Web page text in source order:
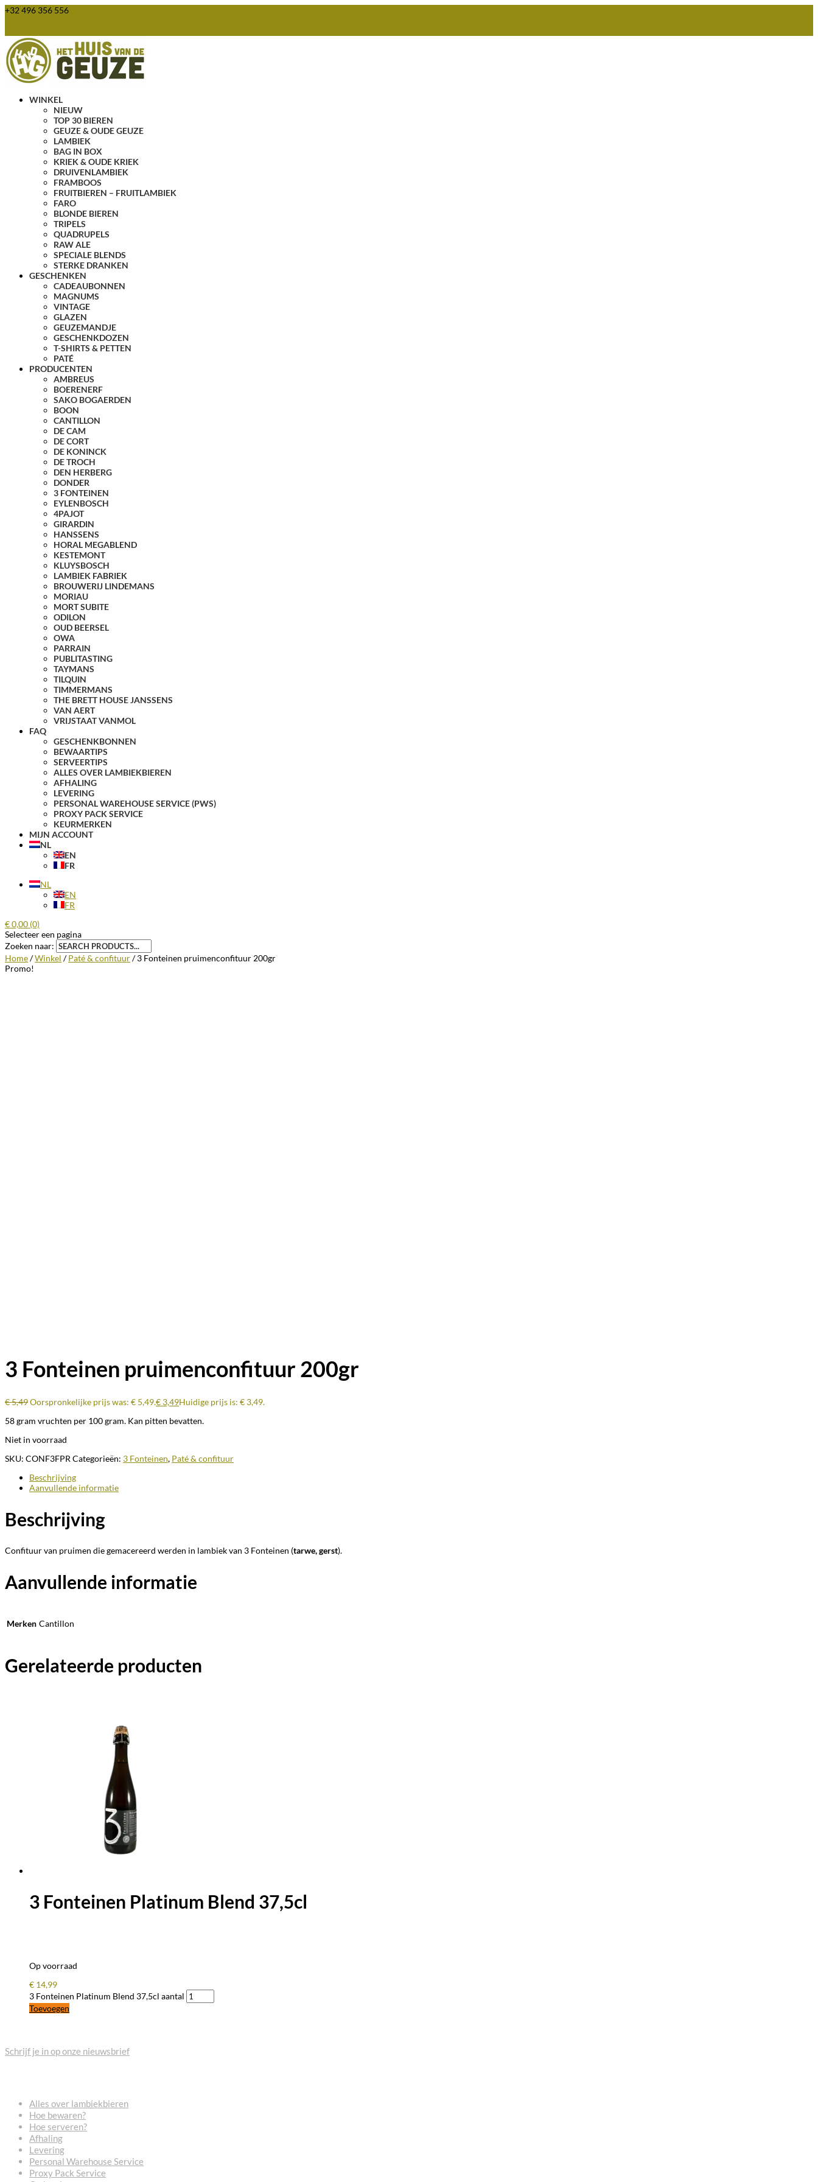
+32 496 356 556
WINKEL
NIEUW
TOP 30 BIEREN
GEUZE & OUDE GEUZE
LAMBIEK
BAG IN BOX
KRIEK & OUDE KRIEK
DRUIVENLAMBIEK
FRAMBOOS
FRUITBIEREN – FRUITLAMBIEK
FARO
BLONDE BIEREN
TRIPELS
QUADRUPELS
RAW ALE
SPECIALE BLENDS
STERKE DRANKEN
GESCHENKEN
CADEAUBONNEN
MAGNUMS
VINTAGE
GLAZEN
GEUZEMANDJE
GESCHENKDOZEN
T-SHIRTS & PETTEN
PATÉ
PRODUCENTEN
AMBREUS
BOERENERF
SAKO BOGAERDEN
BOON
CANTILLON
DE CAM
DE CORT
DE KONINCK
DE TROCH
DEN HERBERG
DONDER
3 FONTEINEN
EYLENBOSCH
4PAJOT
GIRARDIN
HANSSENS
HORAL MEGABLEND
KESTEMONT
KLUYSBOSCH
LAMBIEK FABRIEK
BROUWERIJ LINDEMANS
MORIAU
MORT SUBITE
ODILON
OUD BEERSEL
OWA
PARRAIN
PUBLITASTING
TAYMANS
TILQUIN
TIMMERMANS
THE BRETT HOUSE JANSSENS
VAN AERT
VRIJSTAAT VANMOL
FAQ
GESCHENKBONNEN
BEWAARTIPS
SERVEERTIPS
ALLES OVER LAMBIEKBIEREN
AFHALING
LEVERING
PERSONAL WAREHOUSE SERVICE (PWS)
PROXY PACK SERVICE
KEURMERKEN
MIJN ACCOUNT
NL
EN
FR
NL
EN
FR
€0,00 (0)
Selecteer een pagina
Zoeken naar:
Home/Winkel /Paté & confituur/ 3 Fonteinen pruimenconfituur 200gr
Promo!
3 Fonteinen pruimenconfituur 200gr
€5,49Oorspronkelijke prijs was: € 5,49.€ 3,49Huidige prijs is: € 3,49.
58 gram vruchten per 100 gram. Kan pitten bevatten.
Niet in voorraad
SKU: CONF3FPR Categorieën: 3 Fonteinen, Paté & confituur
Beschrijving
Aanvullende informatie
Beschrijving
Confituur van pruimen die gemacereerd werden in lambiek van 3 Fonteinen (tarwe, gerst).
Aanvullende informatie
Merken Cantillon
Gerelateerde producten
3 Fonteinen Platinum Blend 37,5cl
Op voorraad
€ 14,99
3 Fonteinen Platinum Blend 37,5cl aantal
Toevoegen
Schrijf je in op onze nieuwsbrief
Alles over lambiekbieren
Hoe bewaren?
Hoe serveren?
Afhaling
Levering
Personal Warehouse Service
Proxy Pack Service